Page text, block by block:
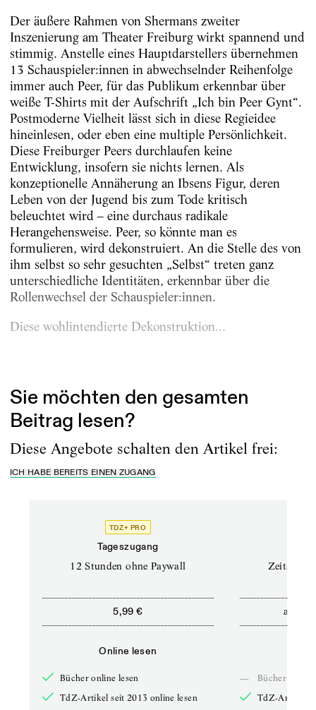
Der äußere Rahmen von Shermans zweiter
Inszenierung am Theater Freiburg wirkt spannend und
stimmig. Anstelle eines Hauptdarstellers übernehmen
13 Schauspieler:innen in abwechselnder Reihenfolge
immer auch Peer, für das Publikum erkennbar über
weiße T-Shirts mit der Aufschrift „Ich bin Peer Gynt“.
Postmoderne Vielheit lässt sich in diese Regieidee
hineinlesen, oder eben eine multiple Persönlichkeit.
Diese Freiburger Peers durchlaufen keine
Entwicklung, insofern sie nichts lernen. Als
konzeptionelle Annäherung an Ibsens Figur, deren
Leben von der Jugend bis zum Tode kritisch
beleuchtet wird – eine durchaus radikale
Herangehensweise. Peer, so könnte man es
formulieren, wird dekonstruiert. An die Stelle des von
ihm selbst so sehr gesuchten „Selbst“ treten ganz
unterschiedliche Identitäten, erkennbar über die
Rollenwechsel der Schauspieler:innen.
Diese wohlintendierte Dekonstruktion...
Sie möchten den gesamten
Beitrag lesen?
Diese Angebote schalten den Artikel frei:
ICH HABE BEREITS EINEN ZUGANG
TDZ+ PRO
Tageszugang
12 Stunden ohne Paywall
5,99 €
Online lesen
Bücher online lesen
TdZ-Artikel seit 2013 online lesen
ab
—
Bücher online
TdZ-Artikel